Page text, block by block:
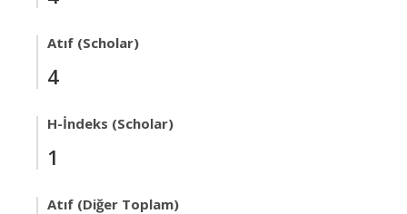
Atıf (Scholar)
4
H-İndeks (Scholar)
1
Atıf (Diğer Toplam)